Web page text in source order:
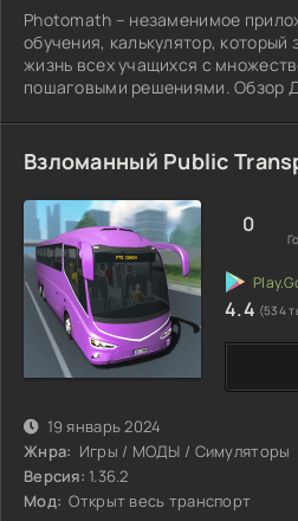
Photomath – незаменимое
обучения, калькулятор, который
жизнь всех учащихся с
пошаговыми решениями. Обзор
Взломанный Public
19 январь 2024
Жнра: Игры / МОДЫ / Симуляторы
Версия: 1.36.2
Мод: Открыт весь транспорт
0
4.4 (534